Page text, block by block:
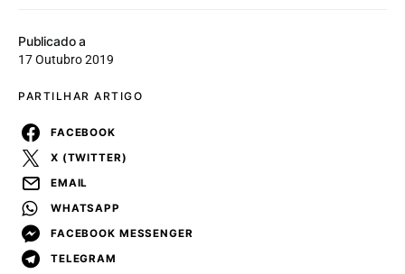
Publicado a
17 Outubro 2019
PARTILHAR ARTIGO
FACEBOOK
X (TWITTER)
EMAIL
WHATSAPP
FACEBOOK MESSENGER
TELEGRAM